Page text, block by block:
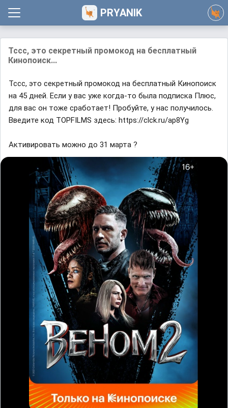
PRYANIK
Тссс, это секретный промокод на бесплатный
Кинопоиск...
Тссс, это секретный промокод на бесплатный Кинопоиск
на 45 дней. Если у вас уже когда-то была подписка Плюс,
для вас он тоже сработает! Пробуйте, у нас получилось.
Введите код TOPFILMS здесь: https://clck.ru/ap8Yg
Активировать можно до 31 марта ?